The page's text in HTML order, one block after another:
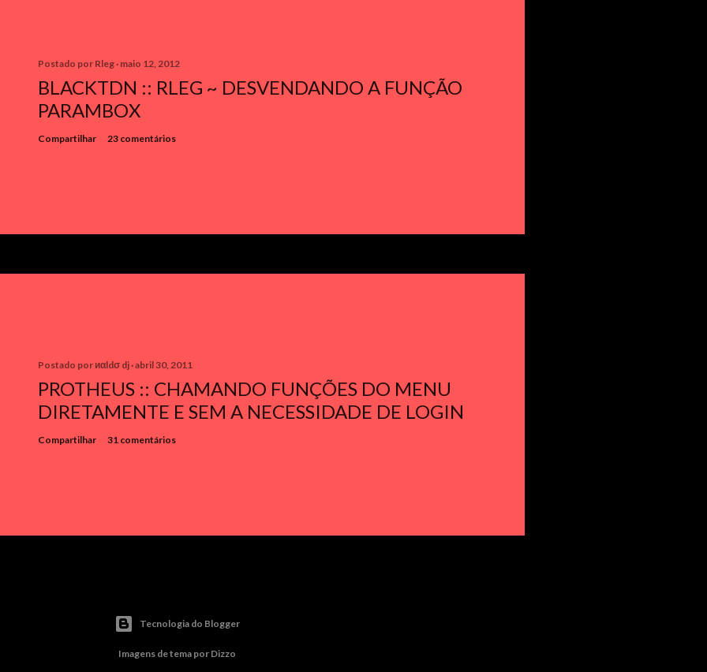
Postado por Rleg maio 12, 2012
BLACKTDN :: RLEG ~ DESVENDANDO A FUNÇÃO
PARAMBOX
Compartilhar 23 comentários
Postado porиαldσ dj abril 30, 2011
PROTHEUS :: CHAMANDO FUNÇÕES DO MENU
DIRETAMENTE E SEM A NECESSIDADE DE LOGIN
Compartilhar 31 comentários
Tecnologia do Blogger
Imagens de tema por Dizzo